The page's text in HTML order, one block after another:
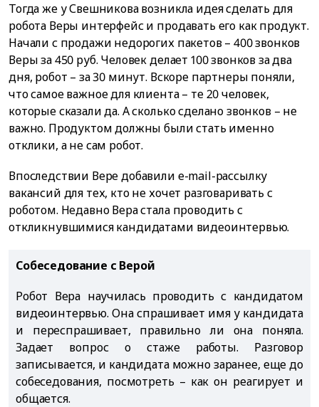
Тогда же у Свешникова возникла идея сделать для
робота Веры интерфейс и продавать его как продукт.
Начали с продажи недорогих пакетов – 400 звонков
Веры за 450 руб. Человек делает 100 звонков за два
дня, робот – за 30 минут. Вскоре партнеры поняли,
что самое важное для клиента – те 20 человек,
которые сказали да. А сколько сделано звонков – не
важно. Продуктом должны были стать именно
отклики, а не сам робот.
Впоследствии Вере добавили е-mail-рассылку
вакансий для тех, кто не хочет разговаривать с
роботом. Недавно Вера стала проводить с
откликнувшимися кандидатами видеоинтервью.
Собеседование с Верой
Робот Вера научилась проводить с кандидатом
видеоинтервью. Она спрашивает имя у кандидата
и переспрашивает, правильно ли она поняла.
Задает вопрос о стаже работы. Разговор
записывается, и кандидата можно заранее, еще до
собеседования, посмотреть – как он реагирует и
общается.